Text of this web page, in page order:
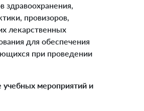
здравоохранения,
провизоров,
лекарственных
для обеспечения
при проведении
мероприятий и